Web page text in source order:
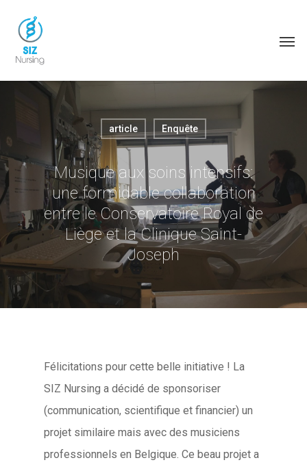
article Enquête
Musique aux soins intensifs:
une formidable collaboration
entre le Conservatoire Royal de
Liège et la Clinique Saint-
Joseph
Félicitations pour cette belle initiative ! La
SIZ Nursing a décidé de sponsoriser
(communication, scientifique et financier) un
projet similaire mais avec des musiciens
professionnels en Belgique. Ce beau projet a